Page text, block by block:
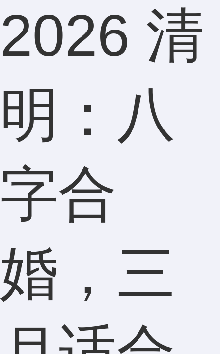
2026 清
明：八
字合
婚，三